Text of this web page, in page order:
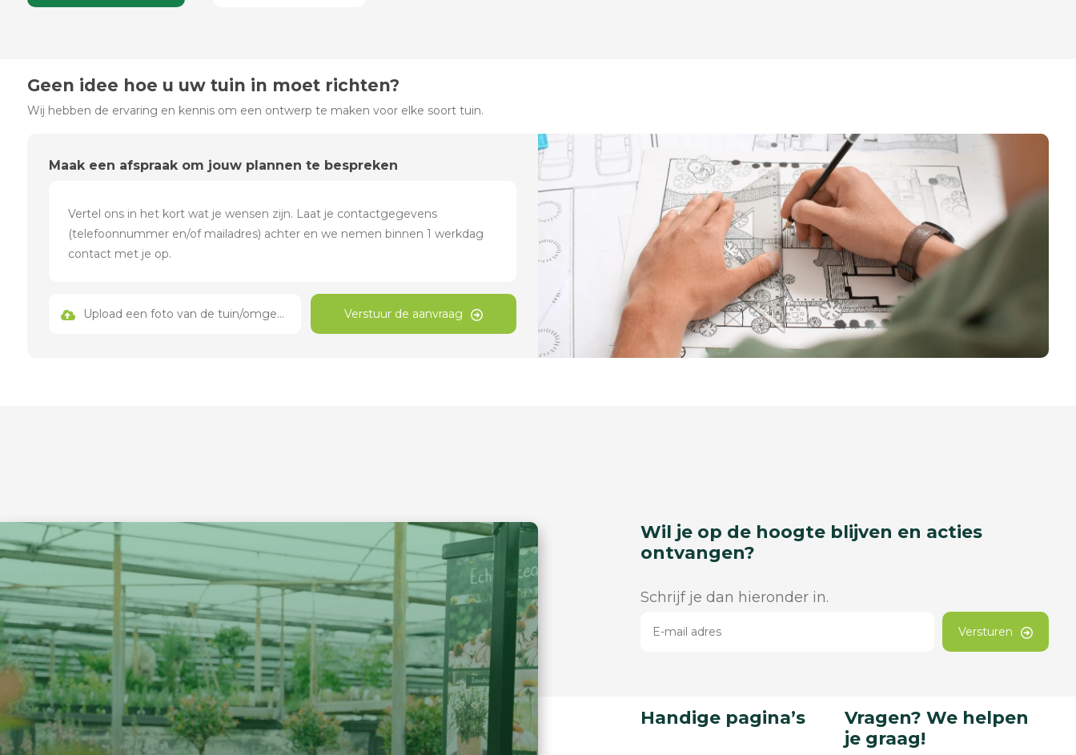
Geen idee hoe u uw tuin in moet richten?
Wij hebben de ervaring en kennis om een ontwerp te maken voor elke soort tuin.
Maak een afspraak om jouw plannen te bespreken
Upload een foto van de tuin/omgeving Verstuur de aanvraag
Wil je op de hoogte blijven en acties
ontvangen?
Schrijf je dan hieronder in.
Versturen
Handige pagina’s
Vragen? We helpen
je graag!